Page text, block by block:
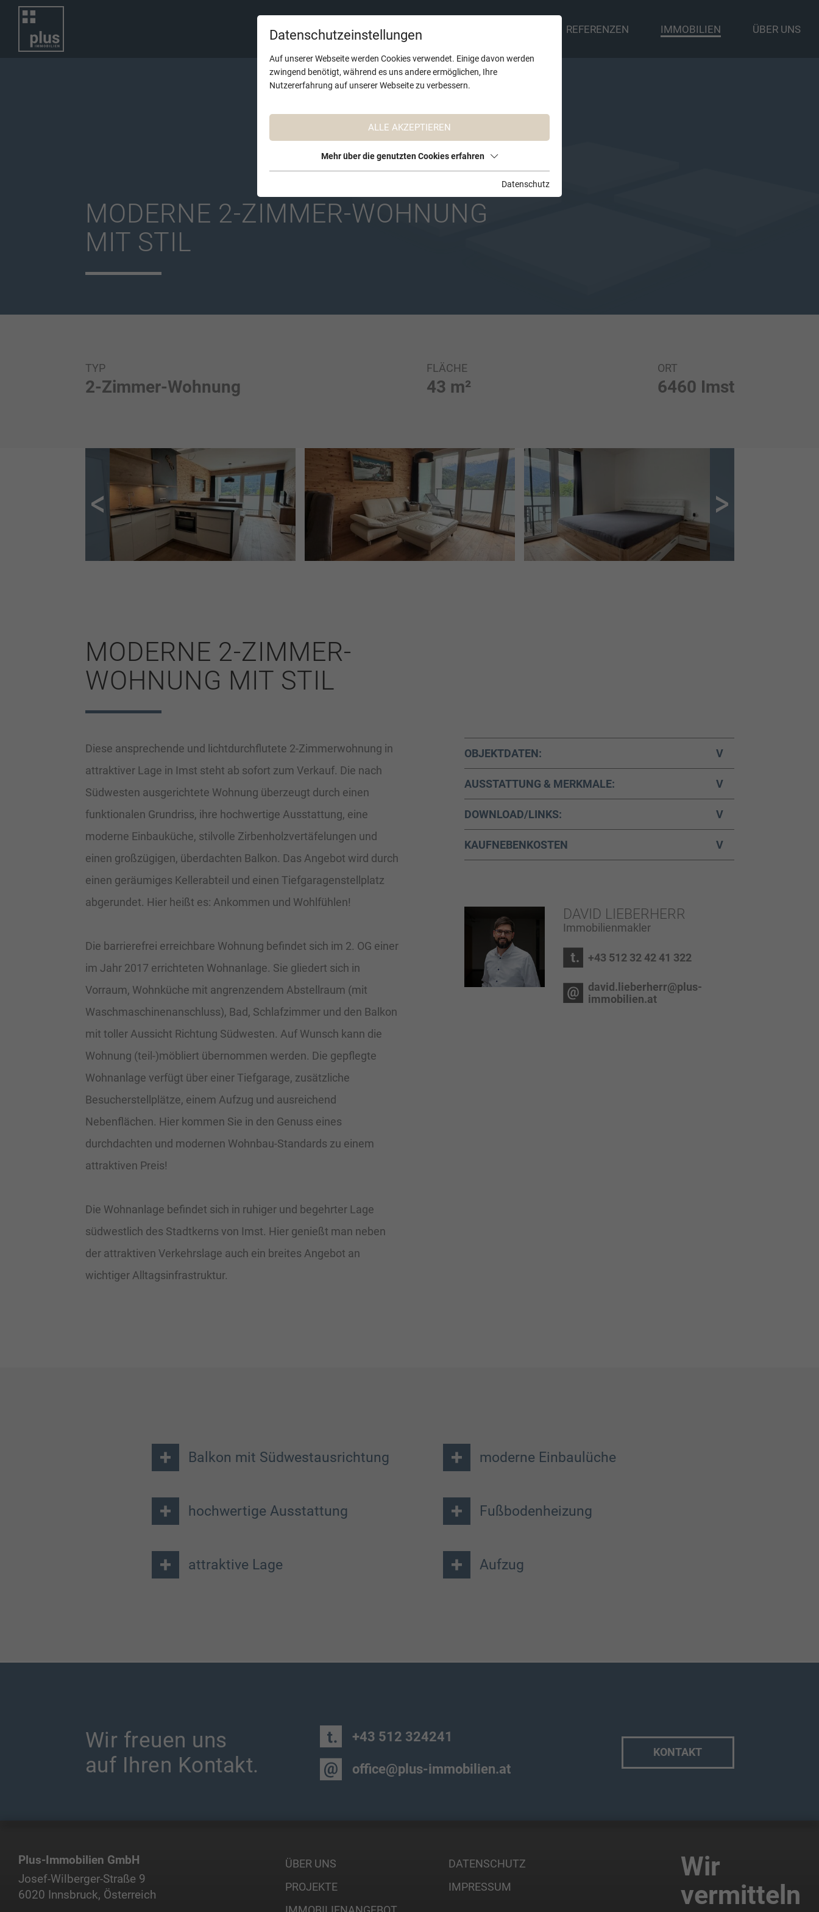
REFERENZEN IMMOBILIEN ÜBER UNS
MODERNE 2-ZIMMER-WOHNUNG
MIT STIL
TYP
2-Zimmer-Wohnung
FLÄCHE
43 m²
ORT
6460 Imst
MODERNE 2-ZIMMER-
WOHNUNG MIT STIL
Diese ansprechende und lichtdurchflutete 2-Zimmerwohnung in
attraktiver Lage in Imst steht ab sofort zum Verkauf. Die nach
Südwesten ausgerichtete Wohnung überzeugt durch einen
funktionalen Grundriss, ihre hochwertige Ausstattung, eine
moderne Einbauküche, stilvolle Zirbenholzvertäfelungen und
einen großzügigen, überdachten Balkon. Das Angebot wird durch
einen geräumiges Kellerabteil und einen Tiefgaragenstellplatz
abgerundet. Hier heißt es: Ankommen und Wohlfühlen!
Die barrierefrei erreichbare Wohnung befindet sich im 2. OG einer
im Jahr 2017 errichteten Wohnanlage. Sie gliedert sich in
Vorraum, Wohnküche mit angrenzendem Abstellraum (mit
Waschmaschinenanschluss), Bad, Schlafzimmer und den Balkon
mit toller Aussicht Richtung Südwesten. Auf Wunsch kann die
Wohnung (teil-)möbliert übernommen werden. Die gepflegte
Wohnanlage verfügt über einer Tiefgarage, zusätzliche
Besucherstellplätze, einem Aufzug und ausreichend
Nebenflächen. Hier kommen Sie in den Genuss eines
durchdachten und modernen Wohnbau-Standards zu einem
attraktiven Preis!
Die Wohnanlage befindet sich in ruhiger und begehrter Lage
südwestlich des Stadtkerns von Imst. Hier genießt man neben
der attraktiven Verkehrslage auch ein breites Angebot an
wichtiger Alltagsinfrastruktur.
OBJEKTDATEN: V
AUSSTATTUNG & MERKMALE: V
DOWNLOAD/LINKS: V
KAUFNEBENKOSTEN V
DAVID LIEBERHERR
Immobilienmakler
+43 512 32 42 41 322
david.lieberherr@plus-
immobilien.at
Balkon mit Südwestausrichtung moderne Einbaulüche
hochwertige Ausstattung Fußbodenheizung
attraktive Lage Aufzug
Wir freuen uns
auf Ihren Kontakt.
+43 512 324241
office@plus-immobilien.at
KONTAKT
Plus-Immobilien GmbH
Josef-Wilberger-Straße 9
6020 Innsbruck, Österreich
ÜBER UNS
PROJEKTE
DATENSCHUTZ
IMPRESSUM
Wir
vermitteln
Datenschutzeinstellungen
Auf unserer Webseite werden Cookies verwendet. Einige davon werden
zwingend benötigt, während es uns andere ermöglichen, Ihre
Nutzererfahrung auf unserer Webseite zu verbessern.
ALLE AKZEPTIEREN
Mehr über die genutzten Cookies erfahren
Datenschutz